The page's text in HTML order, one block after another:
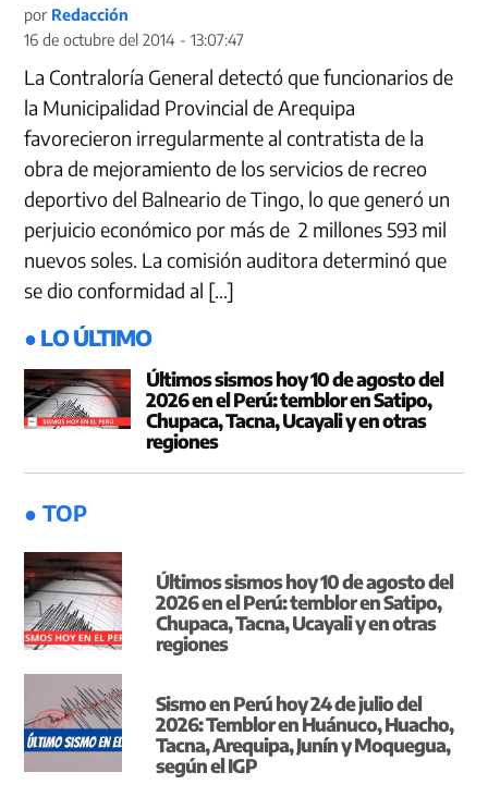
por Redacción
16 de octubre del 2014 - 13:07:47
La Contraloría General detectó que funcionarios de
la Municipalidad Provincial de Arequipa
favorecieron irregularmente al contratista de la
obra de mejoramiento de los servicios de recreo
deportivo del Balneario de Tingo, lo que generó un
perjuicio económico por más de 2 millones 593 mil
nuevos soles. La comisión auditora determinó que
se dio conformidad al […]
● LO ÚLTIMO
Últimos sismos hoy 10 de agosto del
2026 en el Perú: temblor en Satipo,
Chupaca, Tacna, Ucayali y en otras
regiones
● TOP
Últimos sismos hoy 10 de agosto del
2026 en el Perú: temblor en Satipo,
Chupaca, Tacna, Ucayali y en otras
regiones
Sismo en Perú hoy 24 de julio del
2026: Temblor en Huánuco, Huacho,
Tacna, Arequipa, Junín y Moquegua,
según el IGP